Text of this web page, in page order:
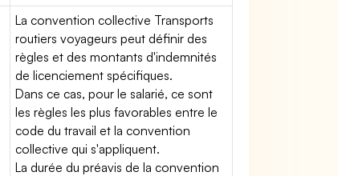
La convention collective Transports
routiers voyageurs peut définir des
règles et des montants d'indemnités
de licenciement spécifiques.
Dans ce cas, pour le salarié, ce sont
les règles les plus favorables entre le
code du travail et la convention
collective qui s'appliquent.
La durée du préavis de la convention